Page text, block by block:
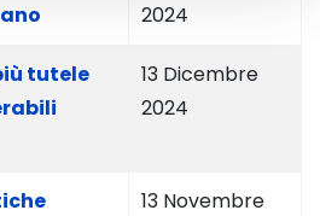
2024
tutele
13 Dicembre
2024
13 Novembre